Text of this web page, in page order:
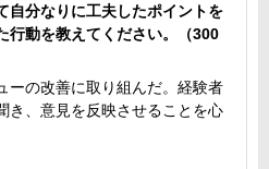
自分なりに工夫したポイントを
行動を教えてください。（300
ーの改善に取り組んだ。経験者
き、意見を反映させることを心